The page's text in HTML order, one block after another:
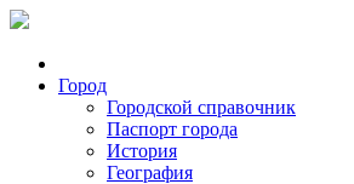
Город
Городской справочник
Паспорт города
История
География